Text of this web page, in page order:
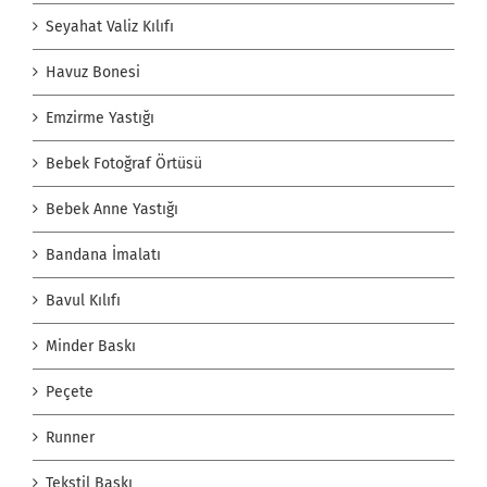
Seyahat Valiz Kılıfı
Havuz Bonesi
Emzirme Yastığı
Bebek Fotoğraf Örtüsü
Bebek Anne Yastığı
Bandana İmalatı
Bavul Kılıfı
Minder Baskı
Peçete
Runner